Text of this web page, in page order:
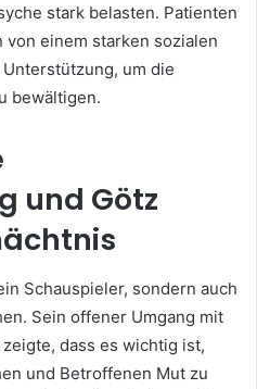
stark belasten. Patienten
einem starken sozialen
um die
bewältigen.
und Götz
Schauspieler, sondern auch
Sein offener Umgang mit
dass es wichtig ist,
und Betroffenen Mut zu